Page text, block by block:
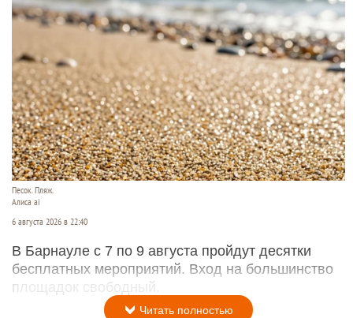
Песок. Пляж.
Алиса ai
6 августа 2026 в 22:40
В Барнауле с 7 по 9 августа пройдут десятки
бесплатных мероприятий. Вход на большинство
площадок свободный.
Читать полностью